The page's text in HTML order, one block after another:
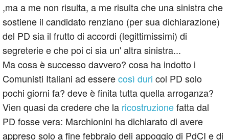
,ma a me non risulta, a me risulta che una sinistra che
sostiene il candidato renziano (per sua dichiarazione)
del PD sia il frutto di accordi (legittimissimi) di
segreterie e che poi ci sia un' altra sinistra...
Ma cosa è successo davvero? cosa ha indotto i
Comunisti Italiani ad esserecosì duri col PD solo
pochi giorni fa? deve è finita tutta quella arroganza?
Vien quasi da credere che la ricostruzionefatta dal
PD fosse vera: Marchionini ha dichiarato di avere
appreso solo a fine febbraio deli appoggio di PdCI e di